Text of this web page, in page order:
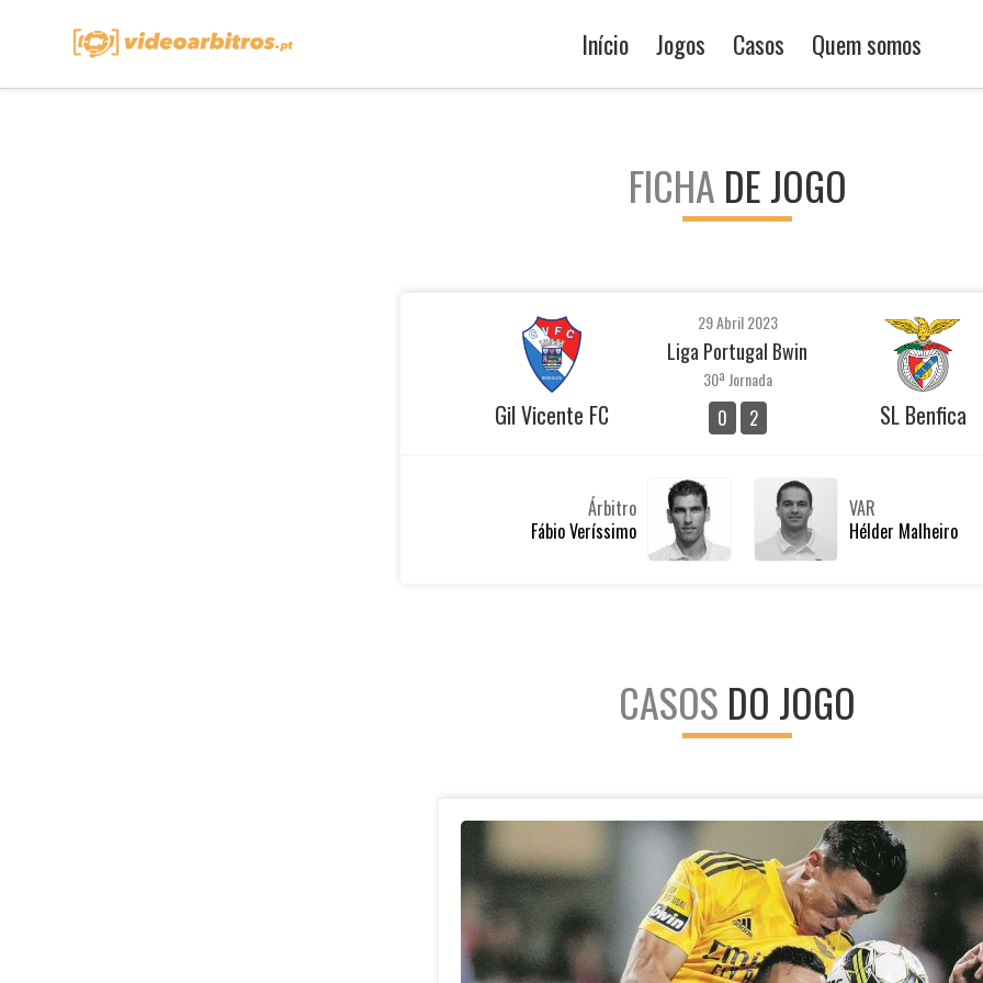
Início Jogos Casos Quem somos
FICHA DE JOGO
Gil Vicente FC
29 Abril 2023
Liga Portugal Bwin
30ª Jornada
0 2 SL Benfica
Árbitro
Fábio Veríssimo
VAR
Hélder Malheiro
CASOS DO JOGO